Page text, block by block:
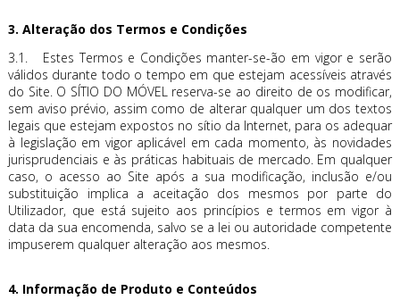
3. Alteração dos Termos e Condições
3.1. Estes Termos e Condições manter-se-ão em vigor e serão
válidos durante todo o tempo em que estejam acessíveis através
do Site. O SÍTIO DO MÓVEL reserva-se ao direito de os modificar,
sem aviso prévio, assim como de alterar qualquer um dos textos
legais que estejam expostos no sítio da Internet, para os adequar
à legislação em vigor aplicável em cada momento, às novidades
jurisprudenciais e às práticas habituais de mercado. Em qualquer
caso, o acesso ao Site após a sua modificação, inclusão e/ou
substituição implica a aceitação dos mesmos por parte do
Utilizador, que está sujeito aos princípios e termos em vigor à
data da sua encomenda, salvo se a lei ou autoridade competente
impuserem qualquer alteração aos mesmos.
4. Informação de Produto e Conteúdos